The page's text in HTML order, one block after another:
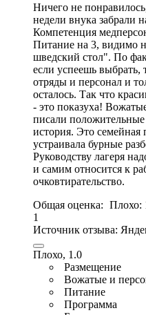
Ничего не
недели внука забрали
Компетенция
Питание на 3, видимо
шведский стол". По
если успеешь выбрать,
отряды и персонал и
осталось. Так что
- это показуха!
писали
история. Это семейная
устраивала бурные
Руководству лагеря
и самим относится к
очковтирательство.
Общая оценка: Плохо:
1
Источник отзыва:
Плохо, 1.0
Размещение
Вожатые и
Питание
Программа